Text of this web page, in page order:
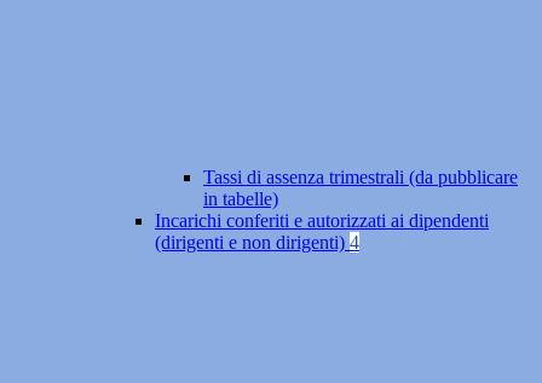
Tassi di assenza trimestrali (da pubblicare
in tabelle)
Incarichi conferiti e autorizzati ai dipendenti
(dirigenti e non dirigenti) 4